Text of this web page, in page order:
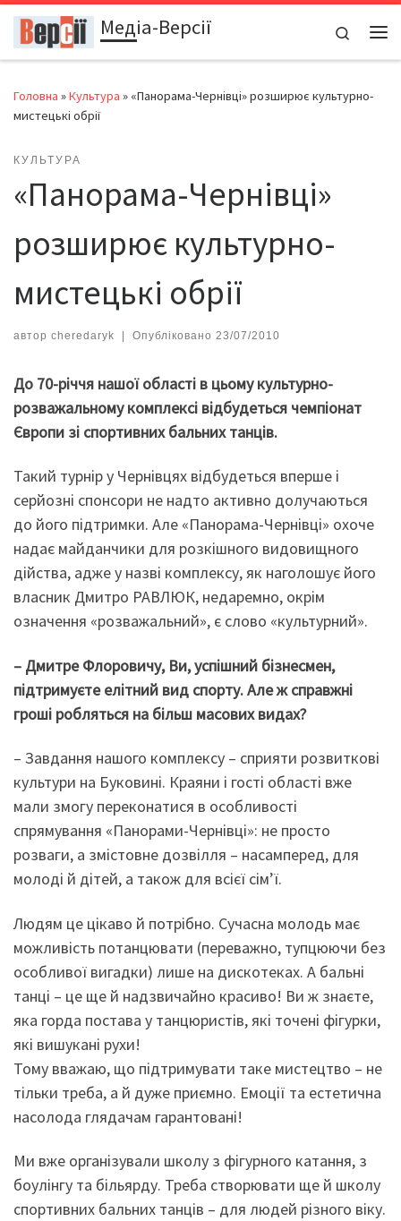
Перейти до вмістуМедіа-Версії
Search
Головна »Культура » «Панорама-Чернівці» розширює культурно-
мистецькі обрії
КУЛЬТУРА
«Панорама-Чернівці»
розширює культурно-
мистецькі обрії
автор cheredaryk | Опубліковано 23/07/2010
До 70-річчя нашої області в цьому культурно-
розважальному комплексі відбудеться чемпіонат
Європи зі спортивних бальних танців.
Такий турнір у Чернівцях відбудеться вперше і
серйозні спонсори не надто активно долучаються
до його підтримки. Але «Панорама-Чернівці» охоче
надає майданчики для розкішного видовищного
дійства, адже у назві комплексу, як наголошує його
власник Дмитро РАВЛЮК, недаремно, окрім
означення «розважальний», є слово «культурний».
– Дмитре Флоровичу, Ви, успішний бізнесмен,
підтримуєте елітний вид спорту. Але ж справжні
гроші робляться на більш масових видах?
– Завдання нашого комплексу – сприяти розвиткові
культури на Буковині. Краяни і гості області вже
мали змогу переконатися в особливості
спрямування «Панорами-Чернівці»: не просто
розваги, а змістовне дозвілля – насамперед, для
молоді й дітей, а також для всієї сім’ї.
Людям це цікаво й потрібно. Сучасна молодь має
можливість потанцювати (переважно, тупцюючи без
особливої вигадки) лише на дискотеках. А бальні
танці – це ще й надзвичайно красиво! Ви ж знаєте,
яка горда постава у танцюристів, які точені фігурки,
які вишукані рухи!
Тому вважаю, що підтримувати таке мистецтво – не
тільки треба, а й дуже приємно. Емоції та естетична
насолода глядачам гарантовані!
Ми вже організували школу з фігурного катання, з
боулінгу та більярду. Треба створювати ще й школу
спортивних бальних танців – для людей різного віку.